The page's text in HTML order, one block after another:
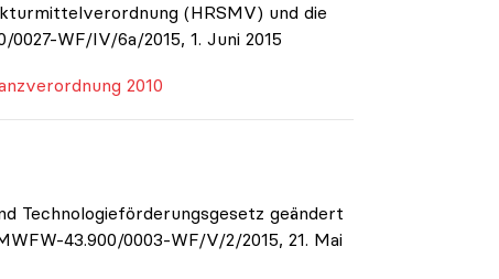
(HRSMV) und die
WF/IV/6a/2015, 1. Juni 2015
2010
Technologieförderungsgesetz geändert
43.900/0003-WF/V/2/2015, 21. Mai